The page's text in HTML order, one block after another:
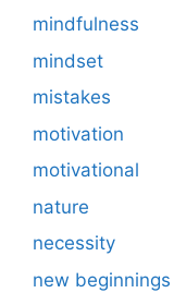
mindfulness
mindset
mistakes
motivation
motivational
nature
necessity
new beginnings